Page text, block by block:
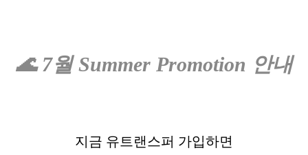
🌊 7월 Summer Promotion 안내
지금 유트랜스퍼 가입하면